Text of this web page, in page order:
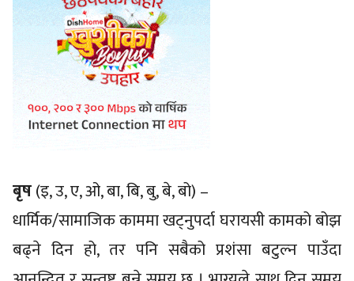
बृष(इ, उ, ए, ओ, बा, बि, बु, बे, बो) –
धार्मिक/सामाजिक काममा खट्नुपर्दा घरायसी कामको बोझ
बढ्ने दिन हो, तर पनि सबैको प्रशंसा बटुल्न पाउँदा